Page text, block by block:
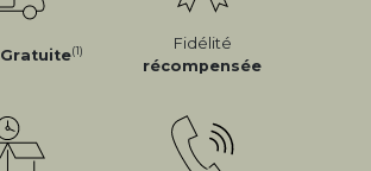
Gratuite(1)
Fidélité
récompensée